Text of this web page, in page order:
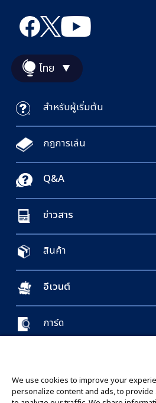
ไทย
สำหรับผู้เริ่มต้น
กฎการเล่น
Q&A
ข่าวสาร
สินค้า
อีเวนต์
การ์ด
We use cookies to improve your
personalize content and ads, to